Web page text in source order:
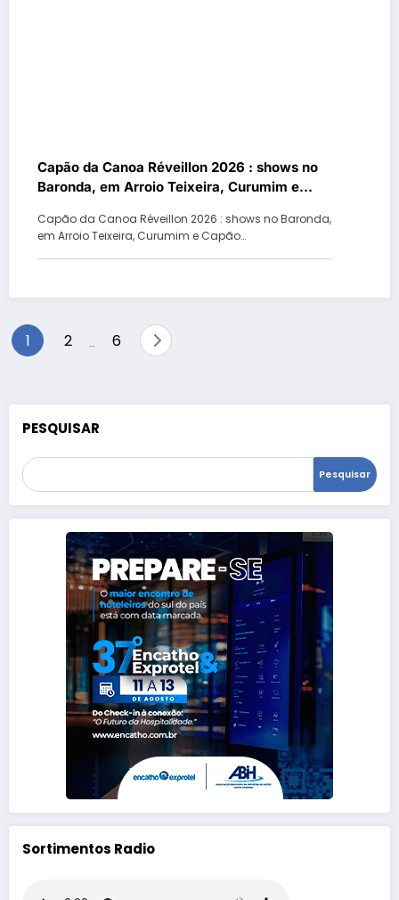
Capão da Canoa Réveillon 2026 : shows no
Baronda, em Arroio Teixeira, Curumim e
Capão da Canoa Réveillon 2026 : shows no Baronda,
em Arroio Teixeira, Curumim e Capão…
Paginação
1 2 6
PESQUISAR
Pesquisar
Sortimentos Radio